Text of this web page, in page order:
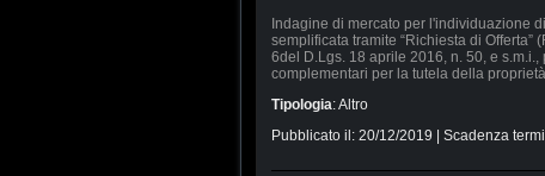
Indagine di mercato per l'individuazione
semplificata tramite “Richiesta di Offerta”
6del D.Lgs. 18 aprile 2016, n. 50, e
complementari per la tutela della
Tipologia:Altro
Pubblicato il: 20/12/2019 | Scadenza